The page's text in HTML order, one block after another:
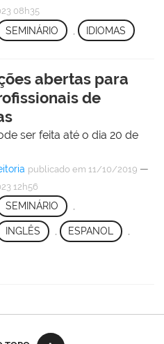
08h35
SEMINÁRIO IDIOMAS
abertas para
de
ser feita até o dia 20 de
publicado em 11/10/2019 —
12h56
SEMINÁRIO ,
INGLÊS ESPANOL